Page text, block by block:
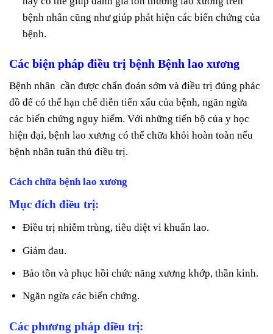
bệnh nhân cũng như giúp phát hiện các biến chứng của
bệnh.
Các biện pháp điều trị bệnh Bệnh lao xương
Bệnh nhân cần được chẩn đoán sớm và điều trị đúng phác
đồ để có thể hạn chế diễn tiến xấu của bệnh, ngăn ngừa
các biến chứng nguy hiểm. Với những tiến bộ của y học
hiện đại, bệnh lao xương có thể chữa khỏi hoàn toàn nếu
bệnh nhân tuân thủ điều trị.
Cách chữa bệnh lao xương
Mục đích điều trị:
Điều trị nhiễm trùng, tiêu diệt vi khuẩn lao.
Giảm đau.
Bảo tồn và phục hồi chức năng xương khớp, thần kinh.
Ngăn ngừa các biến chứng.
Các phương pháp điều trị: